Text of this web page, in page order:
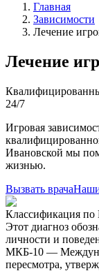
Главная
Зависимости
Лечение
Лечение
24/7
Игровая
Ивановской мы
жизнью.
Вызвать врача
Классификация
Этот диагноз
личности и
МКБ-10 —
пересмотра,